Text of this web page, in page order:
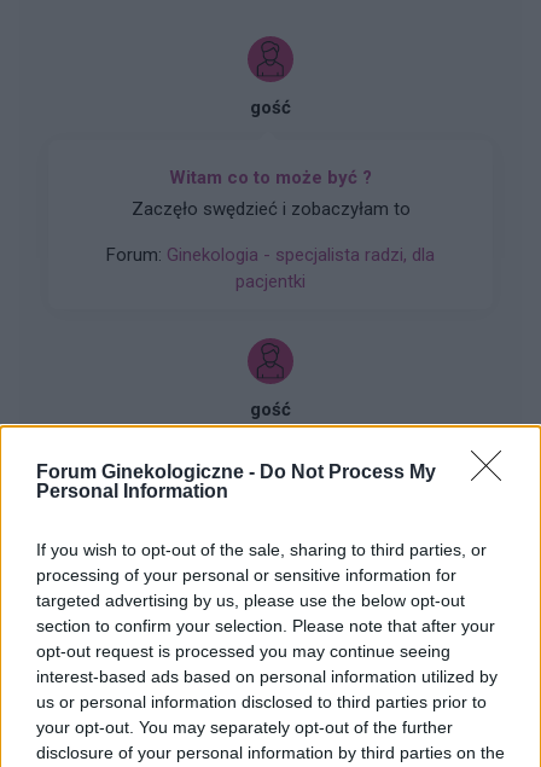
Forum Ginekologiczne - Do Not Process My
Personal Information
If you wish to opt-out of the sale, sharing to third parties, or
processing of your personal or sensitive information for
targeted advertising by us, please use the below opt-out
section to confirm your selection. Please note that after your
opt-out request is processed you may continue seeing
interest-based ads based on personal information utilized by
us or personal information disclosed to third parties prior to
your opt-out. You may separately opt-out of the further
disclosure of your personal information by third parties on the
gość
Witam co to może być ?
Zaczęło swędzieć i zobaczyłam to
Forum: Ginekologia - specjalista radzi, dla
pacjentki
gość
co to może być (krępująca treść)
przeważnie. Później silny ból , jakby do wejścia
do odbytu. Ból jest dosyć intensywny, kąpiel lub
chłodna woda pomaga. Dodam , trwa to tak od
około 2 miesięcy. Co w takiej sytuacji może
pomóc. ?
Forum:Dla nastolatek
gość